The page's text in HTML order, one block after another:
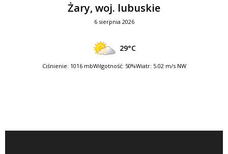
Żary, woj. lubuskie
6 sierpnia 2026
29°C
Ciśnienie: 1016 mbWilgotność: 50%Wiatr: 5.02 m/s NW